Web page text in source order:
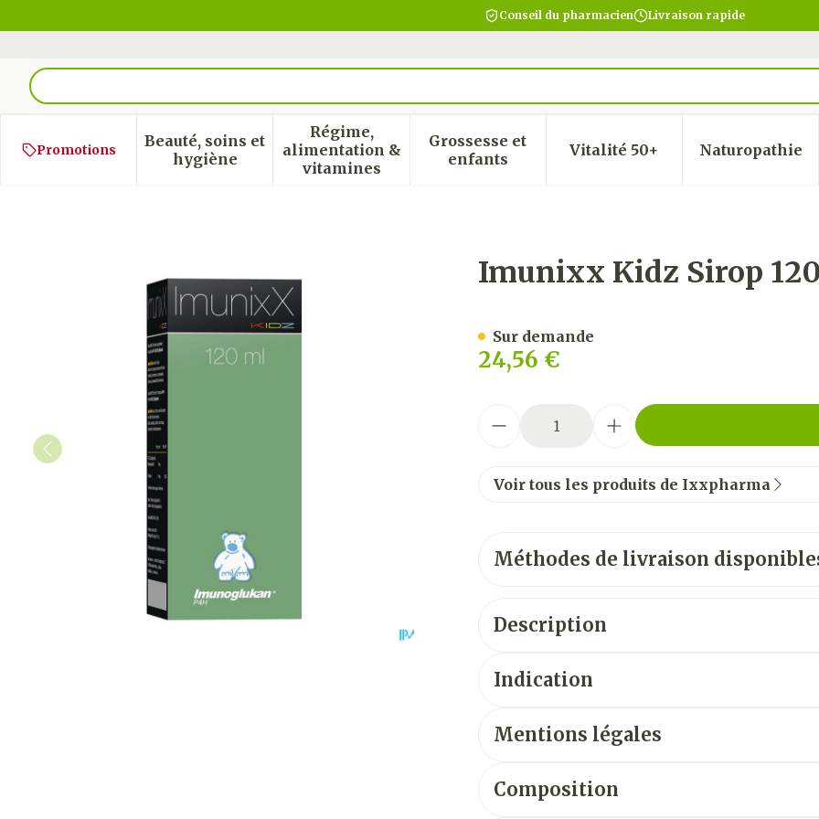
Conseil du pharmacien Livraison rapide
Rechercher
Promotions
Beauté, soins et
hygièneAfficher le sous-menu pour la catégorie Beauté, soins et hygiène
Régime,
alimentation &
vitamines
Afficher le sous-menu pour la catégorie Régime,
Grossesse et
enfantsAfficher le sous-menu pour la catégorie
Vitalité 50+Afficher le sous-menu
Naturopathie
Afficher
Imunixx Kidz Sirop 120ml Imunixx Kidz Sirop
24,56 €
Sur demande
Voir tous les produits de Ixxpharma
Méthodes de livraison
Description
Indication
Mentions légales
Composition